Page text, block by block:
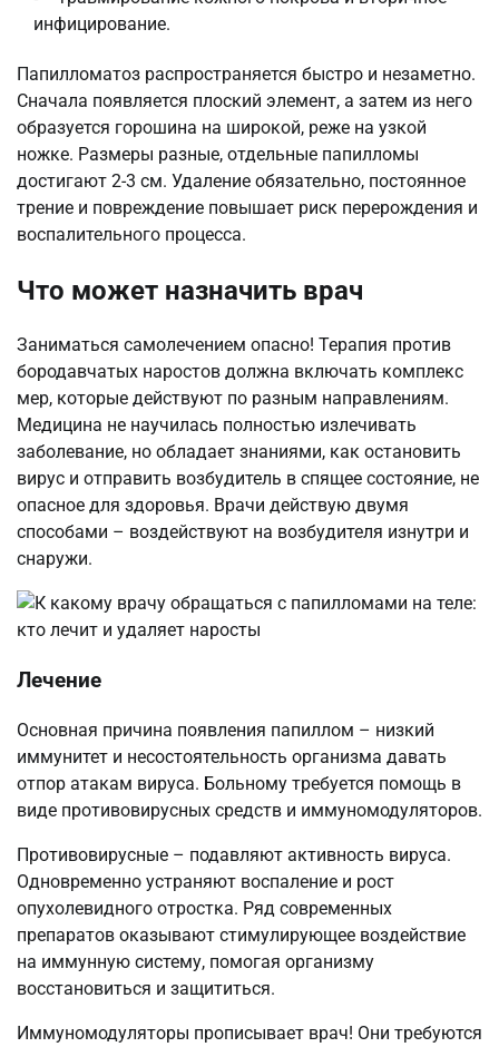
инфицирование.
Папилломатоз распространяется быстро и незаметно.
Сначала появляется плоский элемент, а затем из него
образуется горошина на широкой, реже на узкой
ножке. Размеры разные, отдельные папилломы
достигают 2-3 см. Удаление обязательно, постоянное
трение и повреждение повышает риск перерождения и
воспалительного процесса.
Что может назначить врач
Заниматься самолечением опасно! Терапия против
бородавчатых наростов должна включать комплекс
мер, которые действуют по разным направлениям.
Медицина не научилась полностью излечивать
заболевание, но обладает знаниями, как остановить
вирус и отправить возбудитель в спящее состояние, не
опасное для здоровья. Врачи действую двумя
способами – воздействуют на возбудителя изнутри и
снаружи.
Лечение
Основная причина появления папиллом – низкий
иммунитет и несостоятельность организма давать
отпор атакам вируса. Больному требуется помощь в
виде противовирусных средств и иммуномодуляторов.
Противовирусные – подавляют активность вируса.
Одновременно устраняют воспаление и рост
опухолевидного отростка. Ряд современных
препаратов оказывают стимулирующее воздействие
на иммунную систему, помогая организму
восстановиться и защититься.
Иммуномодуляторы прописывает врач! Они требуются